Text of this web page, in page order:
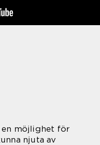
möjlighet för
njuta av